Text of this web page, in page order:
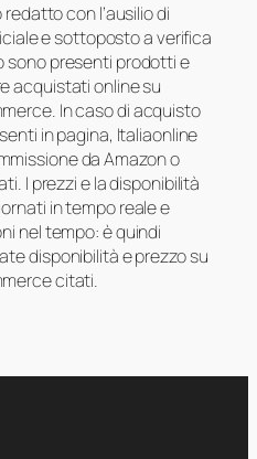
con l’ausilio di
e sottoposto a verifica
sono presenti prodotti e
acquistati online su
In caso di acquisto
in pagina, Italiaonline
da Amazon o
I prezzi e la disponibilità
in tempo reale e
nel tempo: è quindi
disponibilità e prezzo su
citati.